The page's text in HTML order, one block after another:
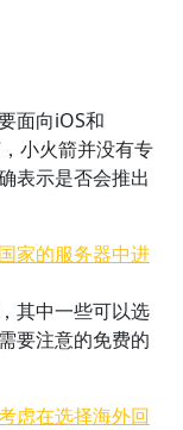
面向iOS和
小火箭并没有专
表示是否会推出
家的服务器中进
其中一些可以选
要注意的免费的
虑在选择海外回